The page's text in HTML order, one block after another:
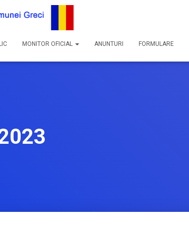
MONITOR OFICIAL ANUNTURI FORMULARE